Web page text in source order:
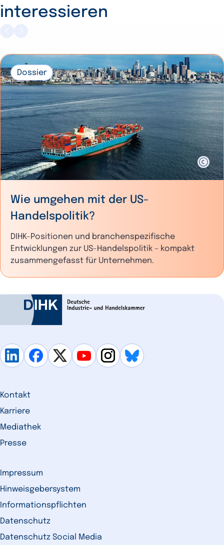
interessieren
Dossier
Wie umgehen mit der US-
Handelspolitik?
DIHK-Positionen und branchenspezifische
Entwicklungen zur US-Handelspolitik – kompakt
zusammengefasst für Unternehmen.
Kontakt
Karriere
Mediathek
Presse
Impressum
Hinweisgebersystem
Informationspflichten
Datenschutz
Datenschutz Social Media